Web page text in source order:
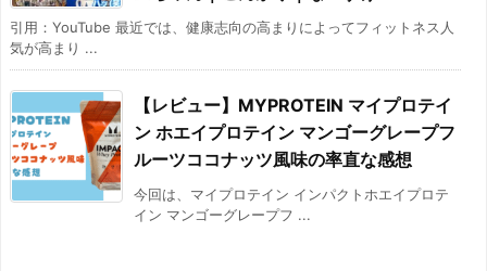
引用：YouTube 最近では、健康志向の高まりによってフィットネス人
気が高まり ...
【レビュー】MYPROTEIN マイプロテイ
ン ホエイプロテイン マンゴーグレープフ
ルーツココナッツ風味の率直な感想
今回は、マイプロテイン インパクトホエイプロテ
イン マンゴーグレープフ ...